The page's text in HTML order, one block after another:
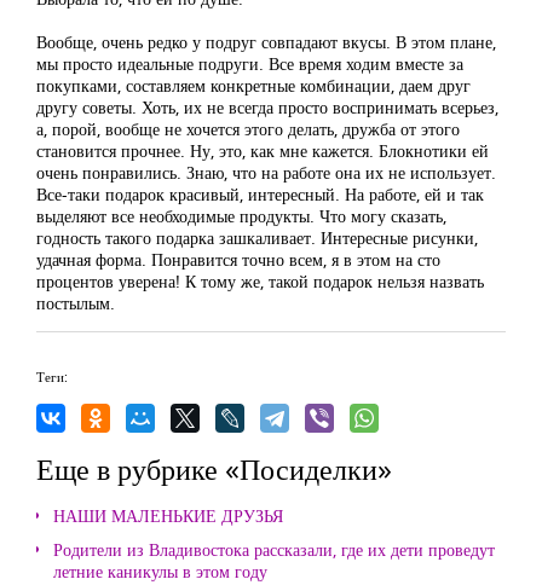
Вообще, очень редко у подруг совпадают вкусы. В этом плане,
мы просто идеальные подруги. Все время ходим вместе за
покупками, составляем конкретные комбинации, даем друг
другу советы. Хоть, их не всегда просто воспринимать всерьез,
а, порой, вообще не хочется этого делать, дружба от этого
становится прочнее. Ну, это, как мне кажется. Блокнотики ей
очень понравились. Знаю, что на работе она их не использует.
Все-таки подарок красивый, интересный. На работе, ей и так
выделяют все необходимые продукты. Что могу сказать,
годность такого подарка зашкаливает. Интересные рисунки,
удачная форма. Понравится точно всем, я в этом на сто
процентов уверена! К тому же, такой подарок нельзя назвать
постылым.
Теги:
Еще в рубрике «Посиделки»
НАШИ МАЛЕНЬКИЕ ДРУЗЬЯ
Родители из Владивостока рассказали, где их дети проведут
летние каникулы в этом году